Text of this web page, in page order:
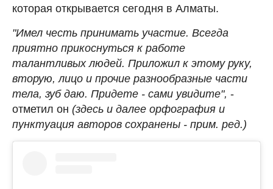
которая открывается сегодня в Алматы.
"Имел честь принимать участие. Всегда
приятно прикоснуться к работе
талантливых людей. Приложил к этому руку,
вторую, лицо и прочие разнообразные части
тела, зуб даю. Придете - сами увидите", -
отметил он (здесь и далее орфография и
пунктуация авторов сохранены - прим. ред.)